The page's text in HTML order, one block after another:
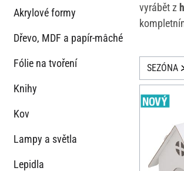
Akrylové formy
Dřevo, MDF a papír-mâché
Fólie na tvoření
Knihy
Kov
Lampy a světla
Lepidla
vyrábět z
SEZÓNA